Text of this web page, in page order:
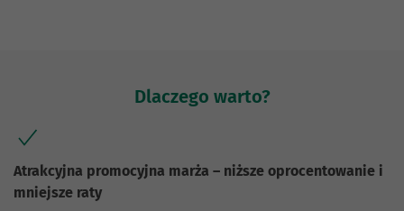
Dlaczego warto?
Atrakcyjna promocyjna marża – niższe oprocentowanie i
mniejsze raty